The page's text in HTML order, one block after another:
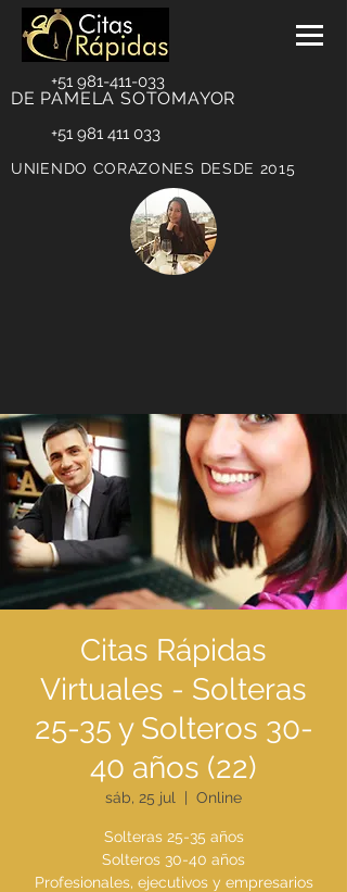
+51 981-411-033
DE PAMELA SOTOMAYOR
+51 981 411 033
UNIENDO CORAZONES DESDE 2015
Citas Rápidas
Virtuales - Solteras
25-35 y Solteros 30-
40 años (22)
sáb, 25 jul Online
Solteras 25-35 años
Solteros 30-40 años
Profesionales, ejecutivos y empresarios